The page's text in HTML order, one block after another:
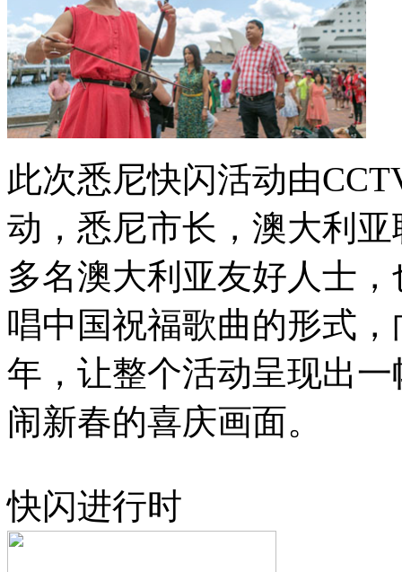
此次悉尼快闪活动由
动，悉尼市长，澳大利
多名澳大利亚友好人士
唱中国祝福歌曲的形式
年，让整个活动呈现出
闹新春的喜庆画面。
快闪进行时